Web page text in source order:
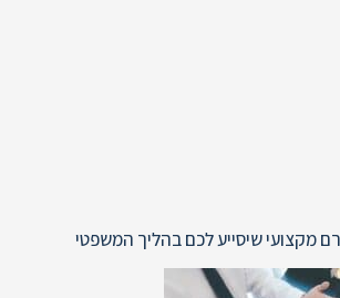
מקצועי שיסייע לכם בהליך המשפטי